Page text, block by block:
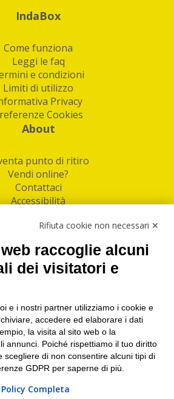
IndaBox
Come funziona
Leggi le faq
e condizioni
Limiti di utilizzo
Privacy
Cookies
About
punto di ritiro
Vendi online?
Contattaci
Accessibilità
Facebook
Linkedin
e spedizione pacchi nelle
città italiane
|Bologna|Firenze| Genova
Napoli|Varese
Rifiuta cookie non necessari ✕
raccoglie alcuni
dei visitatori e
e i nostri partner utilizziamo i cookie e
accedere ed elaborare i dati
la visita al sito web o la
annunci. Poiché rispettiamo il tuo diritto
scegliere di non consentire alcuni tipi di
GDPR per saperne di più.
Completa